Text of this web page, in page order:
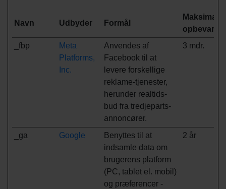
Navn Udbyder Formål
Maksimal
_fbp
Meta
Platforms,
Inc.
Anvendes af
Facebook til at
levere forskellige
reklame-tjenester,
herunder realtids-
bud fra tredjeparts-
annoncører.
3 mdr.
_ga Google
Benyttes til at
indsamle data om
brugerens platform
(PC, tablet el. mobil)
og præferencer -
2 år